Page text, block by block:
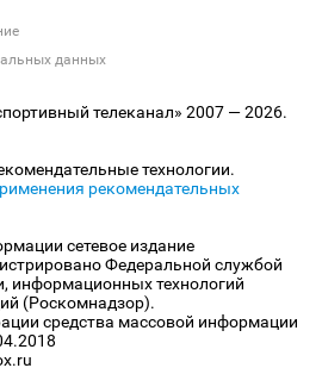
данных
телеканал» 2007 — 2026.
технологии.
рекомендательных
сетевое издание
Федеральной службой
информационных технологий
(Роскомнадзор).
средства массовой информации